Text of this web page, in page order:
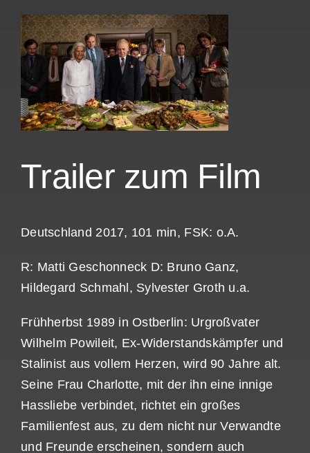
Trailer zum Film
Deutschland 2017, 101 min, FSK: o.A.
R: Matti Geschonneck D: Bruno Ganz,
Hildegard Schmahl, Sylvester Groth u.a.
Frühherbst 1989 in Ostberlin: Urgroßvater
Wilhelm Powileit, Ex-Widerstandskämpfer und
Stalinist aus vollem Herzen, wird 90 Jahre alt.
Seine Frau Charlotte, mit der ihn eine innige
Hassliebe verbindet, richtet ein großes
Familienfest aus, zu dem nicht nur Verwandte
und Freunde erscheinen, sondern auch